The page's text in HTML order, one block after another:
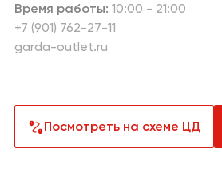
Текстиль
Товары для загородного дома
Продукты
Время работы: 10:00 - 21:00
+7 (901) 762-27-11
garda-outlet.ru
Посмотреть на схеме ЦД